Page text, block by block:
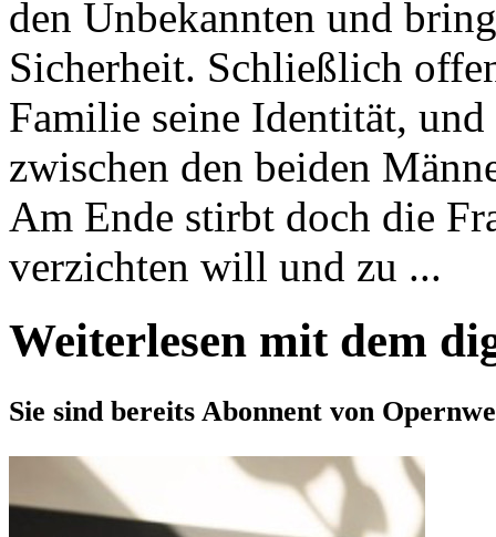
den Unbekannten und
Sicherheit. Schließlich
Familie seine Identität,
zwischen den beiden
Am Ende stirbt doch die
verzichten will und zu ...
Weiterlesen mit dem
Sie sind bereits Abonnent von